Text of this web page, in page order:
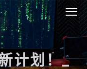
计划！_